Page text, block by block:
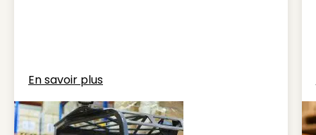
En savoir plus